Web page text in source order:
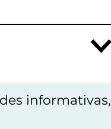
informativas,